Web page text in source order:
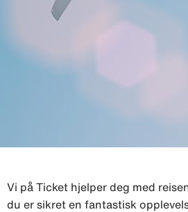
Vi på Ticket hjelper deg med
du er sikret en fantastisk